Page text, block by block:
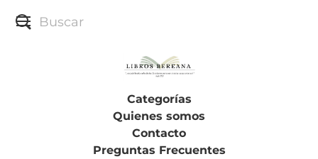
Categorías
Quienes somos
Contacto
Preguntas Frecuentes